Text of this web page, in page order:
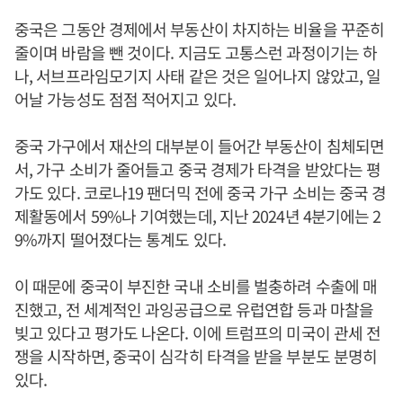
중국은 그동안 경제에서 부동산이 차지하는 비율을 꾸준히
줄이며 바람을 뺀 것이다. 지금도 고통스런 과정이기는 하
나, 서브프라임모기지 사태 같은 것은 일어나지 않았고, 일
어날 가능성도 점점 적어지고 있다.
중국 가구에서 재산의 대부분이 들어간 부동산이 침체되면
서, 가구 소비가 줄어들고 중국 경제가 타격을 받았다는 평
가도 있다. 코로나19 팬더믹 전에 중국 가구 소비는 중국 경
제활동에서 59%나 기여했는데, 지난 2024년 4분기에는 2
9%까지 떨어졌다는 통계도 있다.
이 때문에 중국이 부진한 국내 소비를 벌충하려 수출에 매
진했고, 전 세계적인 과잉공급으로 유럽연합 등과 마찰을
빚고 있다고 평가도 나온다. 이에 트럼프의 미국이 관세 전
쟁을 시작하면, 중국이 심각히 타격을 받을 부분도 분명히
있다.